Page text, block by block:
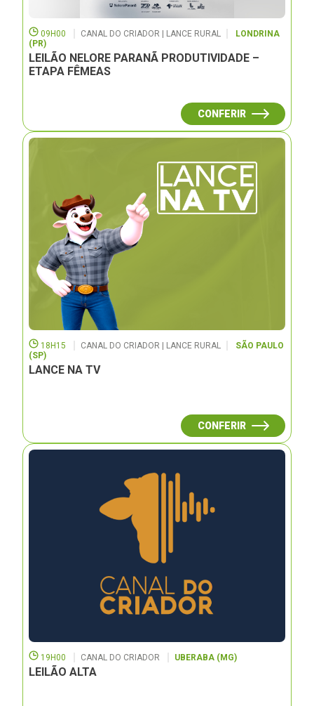
09H00 CANAL DO CRIADOR | LANCE RURAL
LONDRINA
(PR)
LEILÃO NELORE PARANÃ PRODUTIVIDADE –
ETAPA FÊMEAS
CONFERIR
18H15 CANAL DO CRIADOR | LANCE RURAL
SÃO PAULO
(SP)
LANCE NA TV
CONFERIR
19H00 CANAL DO CRIADOR UBERABA (MG)
LEILÃO ALTA